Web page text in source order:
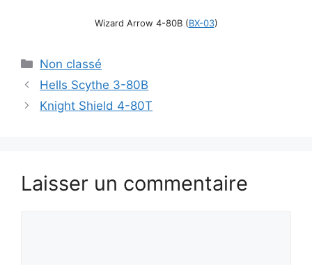
Wizard Arrow 4-80B (BX-03)
Catégories
Non classé
Hells Scythe 3-80B
Knight Shield 4-80T
Laisser un commentaire